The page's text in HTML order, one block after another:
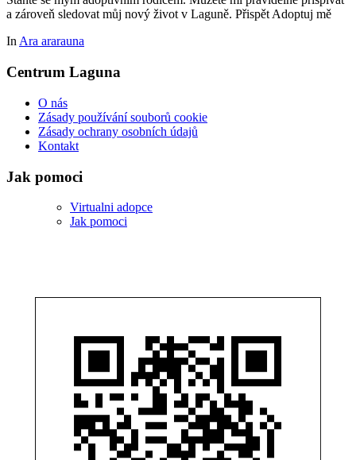
a zároveň sledovat můj nový život v Laguně. Přispět Adoptuj mě
In Ara ararauna
Centrum Laguna
O nás
Zásady používání souborů cookie
Zásady ochrany osobních údajů
Kontakt
Jak pomoci
Virtualni adopce
Jak pomoci